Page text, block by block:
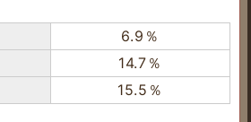
6.9％
14.7％
15.5％